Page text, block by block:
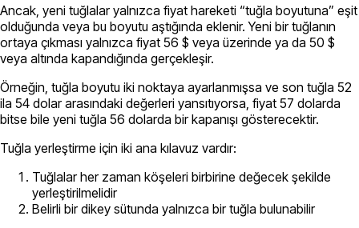
Ancak, yeni tuğlalar yalnızca fiyat hareketi “tuğla boyutuna” eşit
olduğunda veya bu boyutu aştığında eklenir. Yeni bir tuğlanın
ortaya çıkması yalnızca fiyat 56 $ veya üzerinde ya da 50 $
veya altında kapandığında gerçekleşir.
Örneğin, tuğla boyutu iki noktaya ayarlanmışsa ve son tuğla 52
ila 54 dolar arasındaki değerleri yansıtıyorsa, fiyat 57 dolarda
bitse bile yeni tuğla 56 dolarda bir kapanışı gösterecektir.
Tuğla yerleştirme için iki ana kılavuz vardır:
Tuğlalar her zaman köşeleri birbirine değecek şekilde
yerleştirilmelidir
Belirli bir dikey sütunda yalnızca bir tuğla bulunabilir